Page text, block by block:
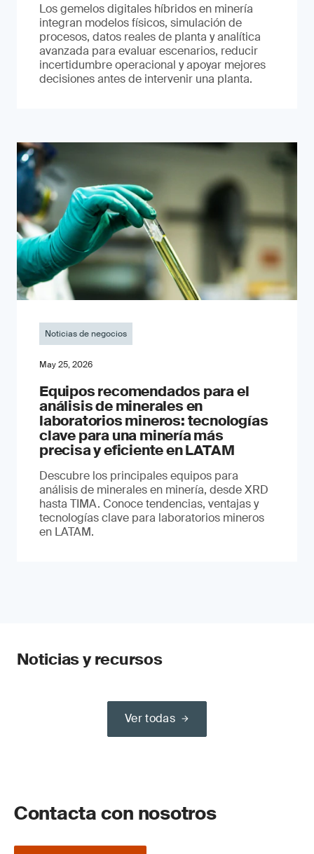
Los gemelos digitales híbridos en minería
integran modelos físicos, simulación de
procesos, datos reales de planta y analítica
avanzada para evaluar escenarios, reducir
incertidumbre operacional y apoyar mejores
decisiones antes de intervenir una planta.
Noticias de negocios
May 25, 2026
Equipos recomendados para el
análisis de minerales en
laboratorios mineros: tecnologías
clave para una minería más
precisa y eficiente en LATAM
Descubre los principales equipos para
análisis de minerales en minería, desde XRD
hasta TIMA. Conoce tendencias, ventajas y
tecnologías clave para laboratorios mineros
en LATAM.
Noticias y recursos
Ver todas
Contacta con nosotros